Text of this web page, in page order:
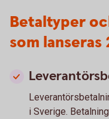
Betaltyper
som lanseras
i Sverige.